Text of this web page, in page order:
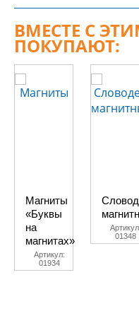
ВМЕСТЕ С
ПОКУПАЮТ:
Магниты
«Буквы
на
магнитах»
Артикул:
01934
01348